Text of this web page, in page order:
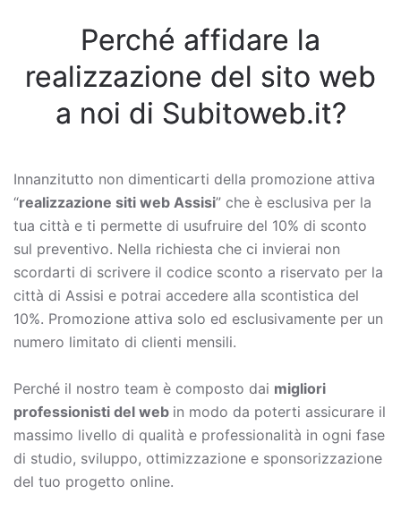
Perché affidare la
realizzazione del sito web
a noi di Subitoweb.it?
Innanzitutto non dimenticarti della promozione attiva
“realizzazione siti web Assisi” che è esclusiva per la
tua città e ti permette di usufruire del 10% di sconto
sul preventivo. Nella richiesta che ci invierai non
scordarti di scrivere il codice sconto a riservato per la
città di Assisi e potrai accedere alla scontistica del
10%. Promozione attiva solo ed esclusivamente per un
numero limitato di clienti mensili.
Perché il nostro team è composto dai migliori
professionisti del web in modo da poterti assicurare il
massimo livello di qualità e professionalità in ogni fase
di studio, sviluppo, ottimizzazione e sponsorizzazione
del tuo progetto online.